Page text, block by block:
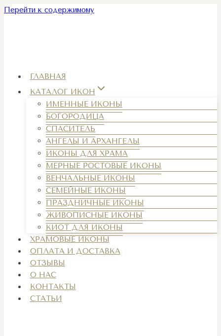
Перейти к содержимому
ГЛАВНАЯ
КАТАЛОГ ИКОН
ИМЕННЫЕ ИКОНЫ
БОГОРОДИЦА
СПАСИТЕЛЬ
АНГЕЛЫ И АРХАНГЕЛЫ
ИКОНЫ ДЛЯ ХРАМА
МЕРНЫЕ РОСТОВЫЕ ИКОНЫ
ВЕНЧАЛЬНЫЕ ИКОНЫ
СЕМЕЙНЫЕ ИКОНЫ
ПРАЗДНИЧНЫЕ ИКОНЫ
ЖИВОПИСНЫЕ ИКОНЫ
КИОТ ДЛЯ ИКОНЫ
ХРАМОВЫЕ ИКОНЫ
ОПЛАТА И ДОСТАВКА
ОТЗЫВЫ
О НАС
КОНТАКТЫ
СТАТЬИ